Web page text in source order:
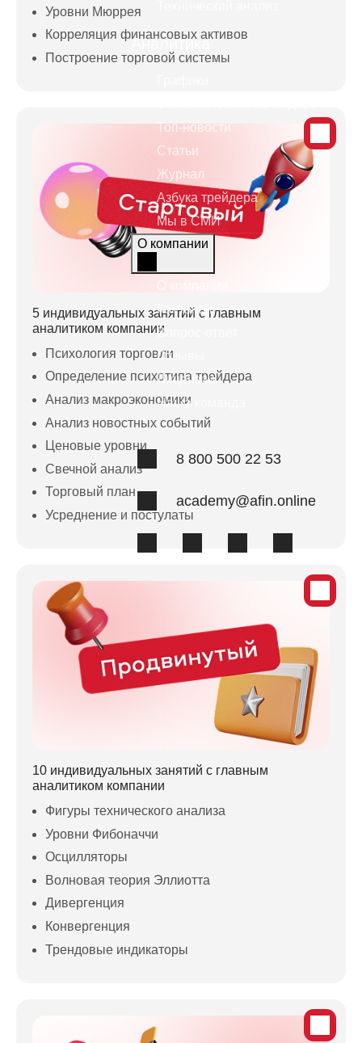
Аналитика
Топ-новости
Статьи
Журнал
Азбука трейдера
Мы в СМИ
О компании
Контакты
Вопрос-ответ
Отзывы
Лицензии
Наша команда
8 800 500 22 53
academy@afin.online
Уровни Мюррея
Корреляция финансовых активов
Построение торговой системы
5 индивидуальных занятий с главным
аналитиком компании
Психология торговли
Определение психотипа трейдера
Анализ макроэкономики
Анализ новостных событий
Ценовые уровни
Свечной анализ
Торговый план
Усреднение и постулаты
10 индивидуальных занятий с главным
аналитиком компании
Фигуры технического анализа
Уровни Фибоначчи
Осцилляторы
Волновая теория Эллиотта
Дивергенция
Конвергенция
Трендовые индикаторы